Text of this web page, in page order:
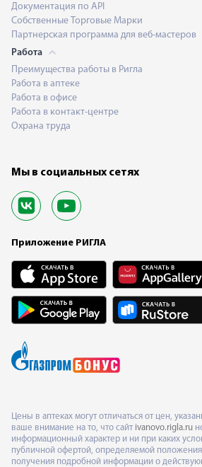
Документация по API
Собственные Торговые Марки
Партнерская программа для веб-мастеров
Работа
Преимущества работы в Ригла
Работа в аптеке
Работа в офисе
Работа в контакт-центре
Охрана труда
Мы в социальных сетях
Приложение РИГЛА
Цены в аптеках могут отличаться от цен,
ваше внимание на то, что сайт ivanovo.rigla.ru
информационный характер и ни при каких
публичной офертой, определяемой
получения подробной информации о